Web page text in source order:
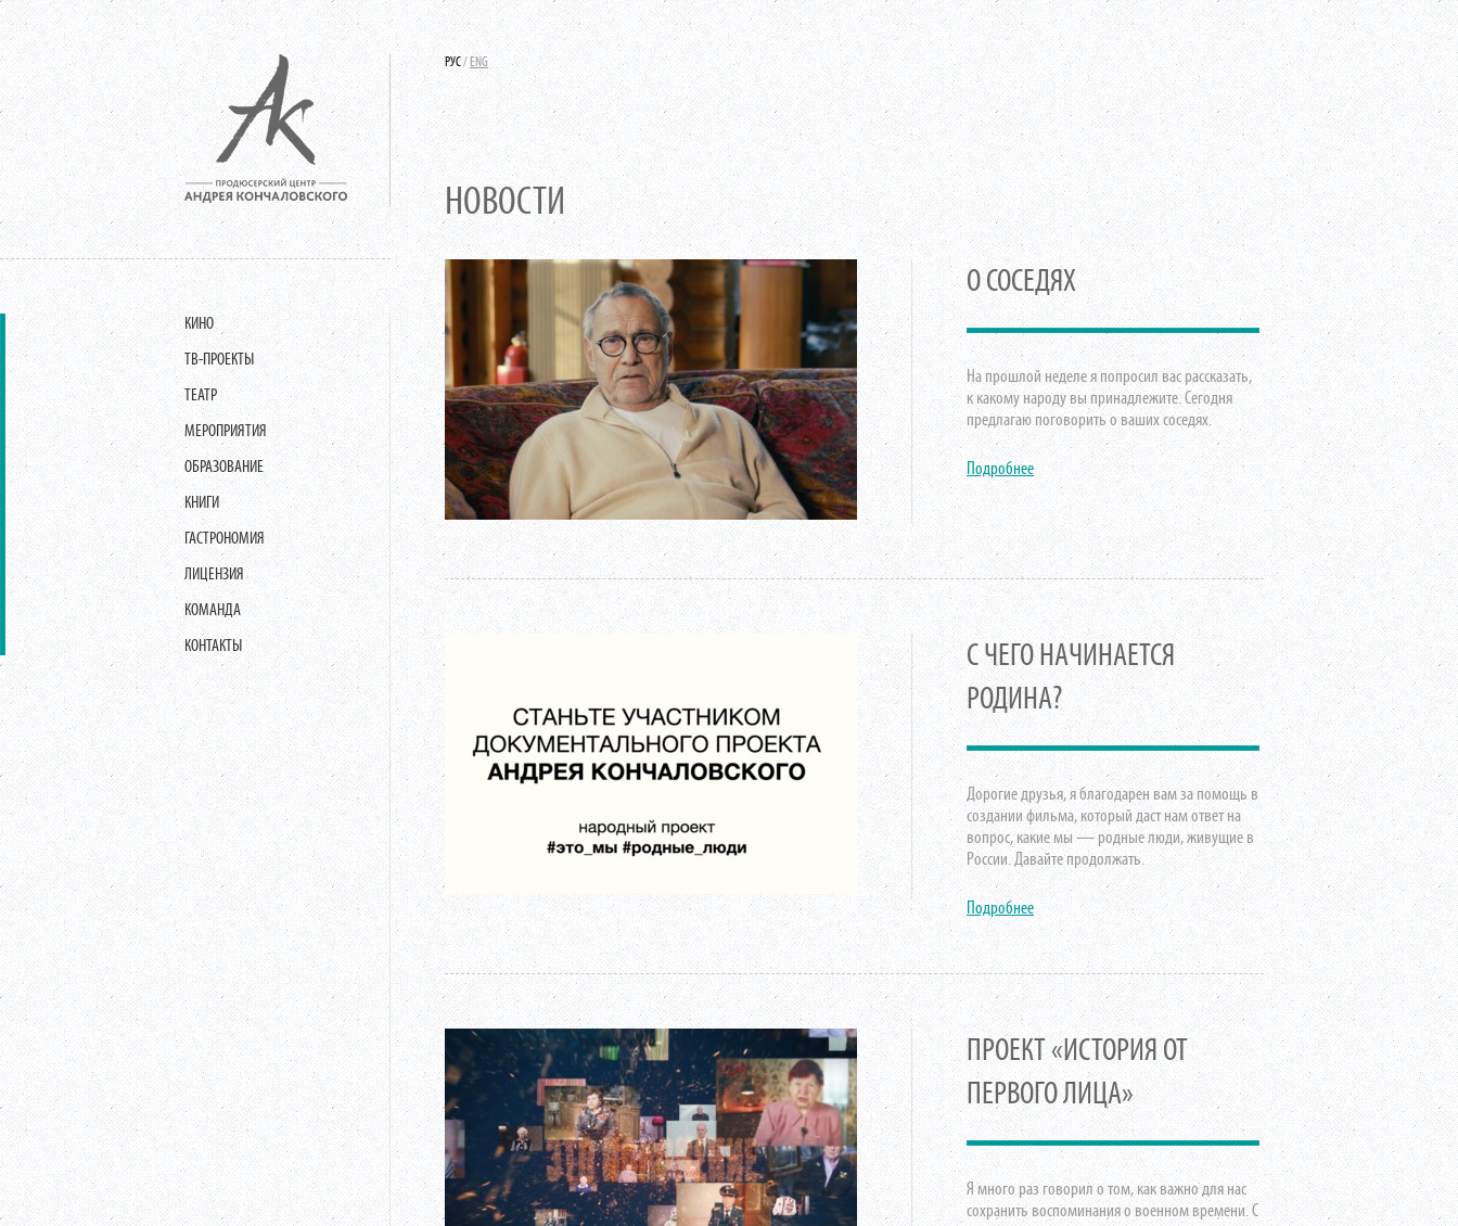
РУС/ENG
НОВОСТИ
КИНО
ТВ-ПРОЕКТЫ
ТЕАТР
МЕРОПРИЯТИЯ
ОБРАЗОВАНИЕ
КНИГИ
ГАСТРОНОМИЯ
ЛИЦЕНЗИЯ
КОМАНДА
КОНТАКТЫ
О СОСЕДЯХ
На прошлой неделе я попросил вас рассказать,
к какому народу вы принадлежите. Сегодня
предлагаю поговорить о ваших соседях.
Подробнее
С ЧЕГО НАЧИНАЕТСЯ
РОДИНА?
Дорогие друзья, я благодарен вам за помощь в
создании фильма, который даст нам ответ на
вопрос, какие мы — родные люди, живущие в
России. Давайте продолжать.
Подробнее
ПРОЕКТ «ИСТОРИЯ ОТ
ПЕРВОГО ЛИЦА»
Я много раз говорил о том, как важно для нас
сохранить воспоминания о военном времени. С